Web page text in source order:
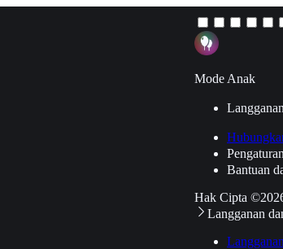
Mode Anak
Pengaturan
Bantuan
Hak Cipta
Langganan